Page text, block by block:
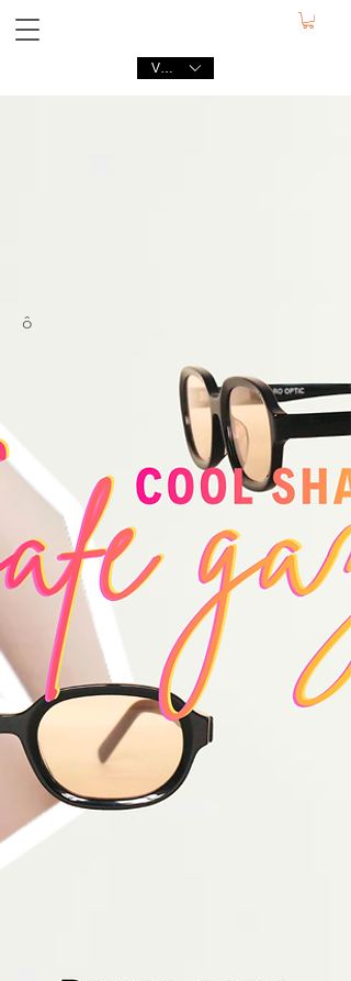
VND (₫)
ô